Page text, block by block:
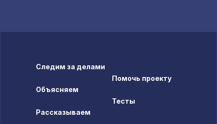
Следим за делами
Объясняем
Рассказываем
Помочь проекту
Тесты